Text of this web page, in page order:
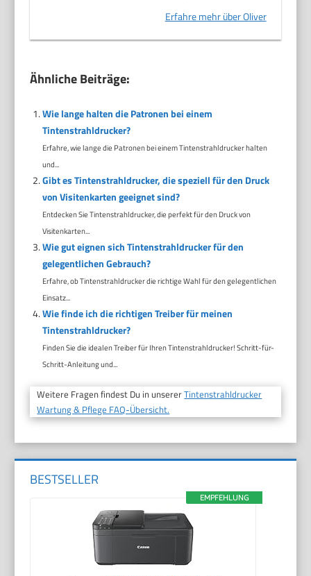
Erfahre mehr über Oliver
Ähnliche Beiträge:
Wie lange halten die Patronen bei einem
Tintenstrahldrucker?
Erfahre, wie lange die Patronen bei einem Tintenstrahldrucker halten
und...
Gibt es Tintenstrahldrucker, die speziell für den Druck
von Visitenkarten geeignet sind?
Entdecken Sie Tintenstrahldrucker, die perfekt für den Druck von
Visitenkarten...
Wie gut eignen sich Tintenstrahldrucker für den
gelegentlichen Gebrauch?
Erfahre, ob Tintenstrahldrucker die richtige Wahl für den gelegentlichen
Einsatz...
Wie finde ich die richtigen Treiber für meinen
Tintenstrahldrucker?
Finden Sie die idealen Treiber für Ihren Tintenstrahldrucker! Schritt-für-
Schritt-Anleitung und...
Weitere Fragen findest Du in unsererTintenstrahldrucker
Wartung & Pflege FAQ-Übersicht.
BESTSELLER
EMPFEHLUNG